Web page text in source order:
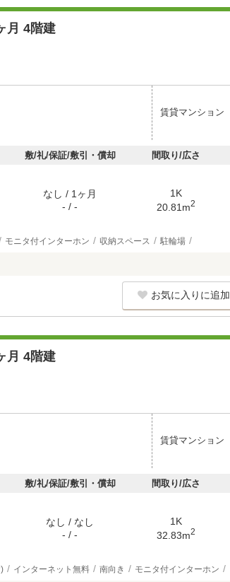
月 4階建
賃貸マンション
敷/礼/保証/敷引・償却 間取り/広さ
なし / 1ヶ月
- / -
1K
20.81m2
モニタ付インターホン 収納スペース 駐輪場
お気に入りに追加
月 4階建
賃貸マンション
敷/礼/保証/敷引・償却 間取り/広さ
なし / なし
- / -
1K
32.83m2
インターネット無料 南向き モニタ付インターホン